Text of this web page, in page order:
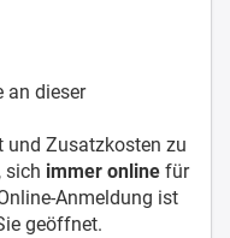
an dieser
und Zusatzkosten zu
sich immer online für
Anmeldung ist
geöffnet.